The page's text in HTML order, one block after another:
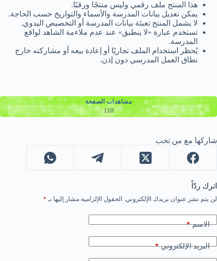
هذا المنتج ملف رقمي وليس منتجًا ورقيًا.
يمكن تعديل بيانات المدرسة والأسماء والتواريخ حسب الحاجة.
لا يشمل المنتج تعبئة بيانات المدرسة أو التخصيص اليدوي.
تستخدم عبارة «لا ينطبق» عند عدم ملاءمة الشاهد لواقع
المدرسة.
يُحظر استخدام الملف تجاريًا أو إعادة بيعه أو مشاركته خارج
نطاق العمل المدرسي دون إذن.
مشاهدات الصفحة
110
شاركها مع من تحب
اترك ردّاً
لن يتم نشر عنوان بريدك الإلكتروني. الحقول الإلزامية مشار إليها بـ *
الاسم*
البريد الإلكتروني*